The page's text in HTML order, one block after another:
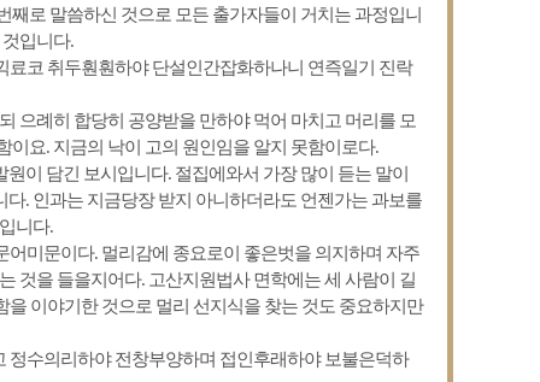
로 말씀하신 것으로 모든 출가자들이 거치는 과정입니
입니다.
코 취두훤훤하야 단설인간잡화하나니 연즉일기 진락
으례히 합당히 공양받을 만하야 먹어 마치고 머리를 모
요. 지금의 낙이 고의 원인임을 알지 못함이로다.
이 담긴 보시입니다. 절집에와서 가장 많이 듣는 말이
. 인과는 지금당장 받지 아니하더라도 언젠가는 과보를
니다.
미문이다. 멀리감에 종요로이 좋은벗을 의지하며 자주
것을 들을지어다. 고산지원법사 면학에는 세 사람이 길
이야기한 것으로 멀리 선지식을 찾는 것도 중요하지만
수의리하야 전창부양하며 접인후래하야 보불은덕하